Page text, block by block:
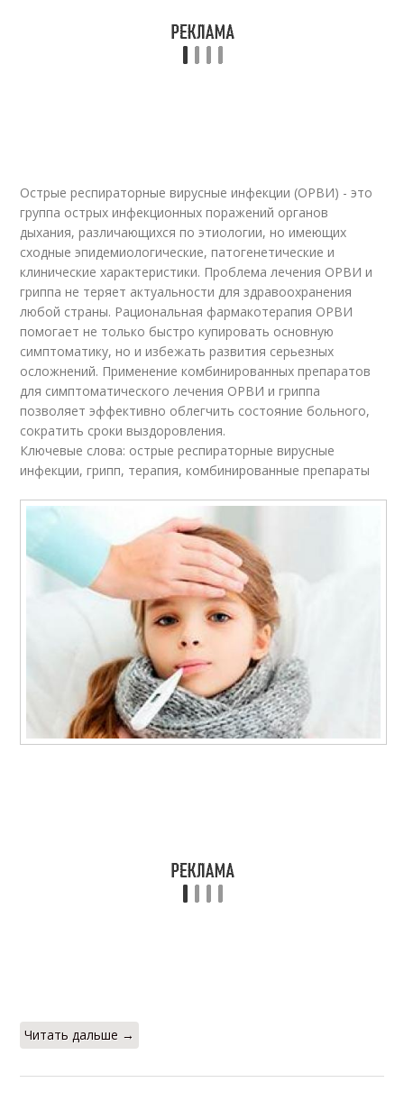
Острые респираторные вирусные инфекции (ОРВИ) - это
группа острых инфекционных поражений органов
дыхания, различающихся по этиологии, но имеющих
сходные эпидемиологические, патогенетические и
клинические характеристики. Проблема лечения ОРВИ и
гриппа не теряет актуальности для здравоохранения
любой страны. Рациональная фармакотерапия ОРВИ
помогает не только быстро купировать основную
симптоматику, но и избежать развития серьезных
осложнений. Применение комбинированных препаратов
для симптоматического лечения ОРВИ и гриппа
позволяет эффективно облегчить состояние больного,
сократить сроки выздоровления.
Ключевые слова: острые респираторные вирусные
инфекции, грипп, терапия, комбинированные препараты
Читать дальше →